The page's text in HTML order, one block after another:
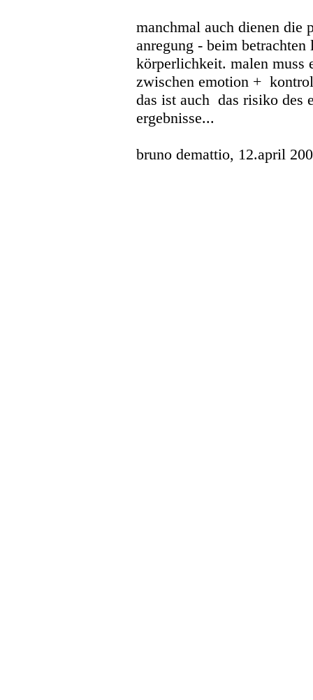
manchmal auch dienen die
anregung - beim
körperlichkeit. malen muss
zwischen emotion +
das ist auch das risiko des
ergebnisse...
bruno demattio, 12.april